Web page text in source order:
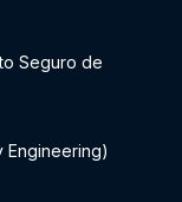
Seguro de
Engineering)